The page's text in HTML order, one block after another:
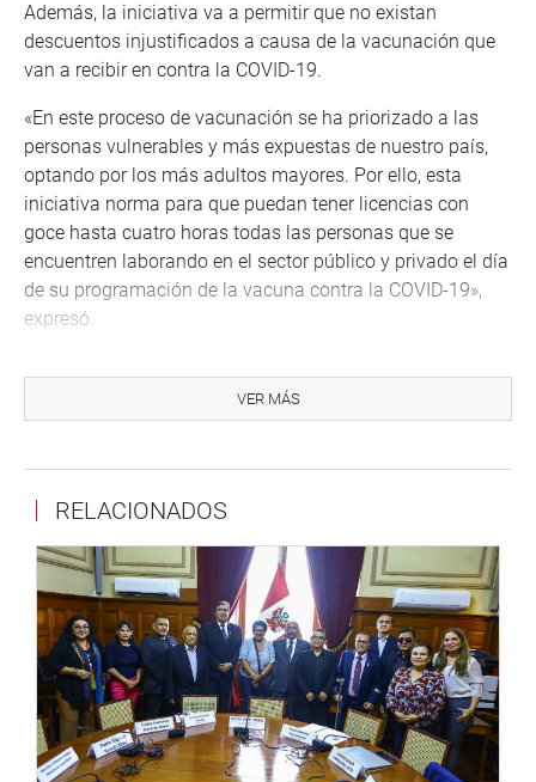
Además, la iniciativa va a permitir que no existan
descuentos injustificados a causa de la vacunación que
van a recibir en contra la COVID-19.
«En este proceso de vacunación se ha priorizado a las
personas vulnerables y más expuestas de nuestro país,
optando por los más adultos mayores. Por ello, esta
iniciativa norma para que puedan tener licencias con
goce hasta cuatro horas todas las personas que se
encuentren laborando en el sector público y privado el día
de su programación de la vacuna contra la COVID-19»,
expresó.
VER MÁS
RELACIONADOS